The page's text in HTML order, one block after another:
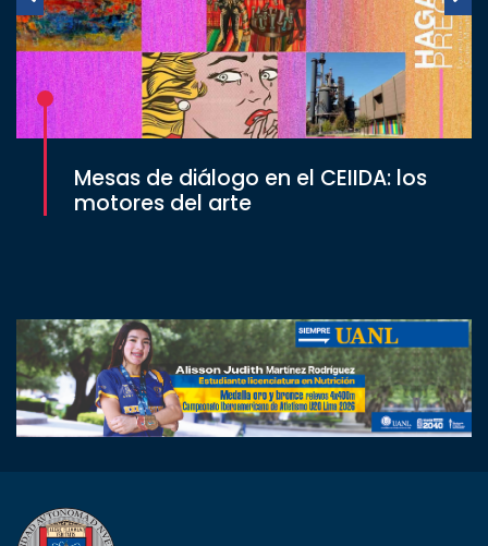
Mesas de diálogo en el CEIIDA: los
motores del arte